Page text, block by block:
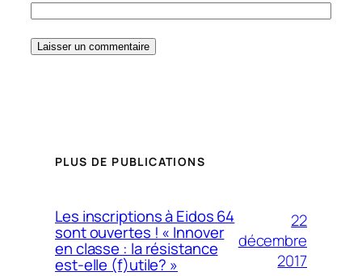
PLUS DE PUBLICATIONS
Les inscriptions à Eidos 64
sont ouvertes ! « Innover
en classe : la résistance
est-elle (f)utile? »
22
décembre
2017